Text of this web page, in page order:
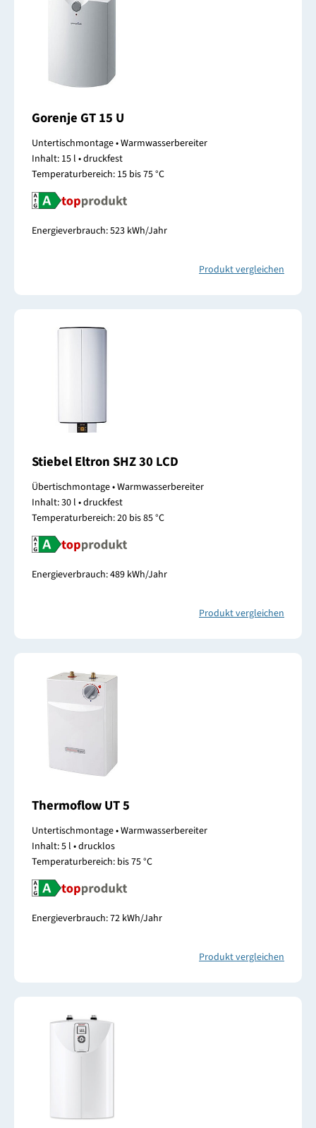
Gorenje GT 15 U
Untertischmontage • Warmwasserbereiter
Inhalt: 15 l • druckfest
Temperaturbereich: 15 bis 75 °C
Energieverbrauch: 523 kWh/Jahr
Produkt vergleichen
Stiebel Eltron SHZ 30 LCD
Übertischmontage • Warmwasserbereiter
Inhalt: 30 l • druckfest
Temperaturbereich: 20 bis 85 °C
Energieverbrauch: 489 kWh/Jahr
Produkt vergleichen
Thermoflow UT 5
Untertischmontage • Warmwasserbereiter
Inhalt: 5 l • drucklos
Temperaturbereich: bis 75 °C
Energieverbrauch: 72 kWh/Jahr
Produkt vergleichen